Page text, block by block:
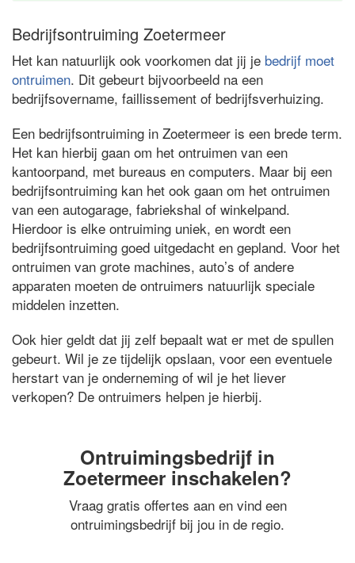
Bedrijfsontruiming Zoetermeer
Het kan natuurlijk ook voorkomen dat jij je bedrijf moet
ontruimen. Dit gebeurt bijvoorbeeld na een
bedrijfsovername, faillissement of bedrijfsverhuizing.
Een bedrijfsontruiming in Zoetermeer is een brede term.
Het kan hierbij gaan om het ontruimen van een
kantoorpand, met bureaus en computers. Maar bij een
bedrijfsontruiming kan het ook gaan om het ontruimen
van een autogarage, fabriekshal of winkelpand.
Hierdoor is elke ontruiming uniek, en wordt een
bedrijfsontruiming goed uitgedacht en gepland. Voor het
ontruimen van grote machines, auto’s of andere
apparaten moeten de ontruimers natuurlijk speciale
middelen inzetten.
Ook hier geldt dat jij zelf bepaalt wat er met de spullen
gebeurt. Wil je ze tijdelijk opslaan, voor een eventuele
herstart van je onderneming of wil je het liever
verkopen? De ontruimers helpen je hierbij.
Ontruimingsbedrijf in
Zoetermeer inschakelen?
Vraag gratis offertes aan en vind een
ontruimingsbedrijf bij jou in de regio.